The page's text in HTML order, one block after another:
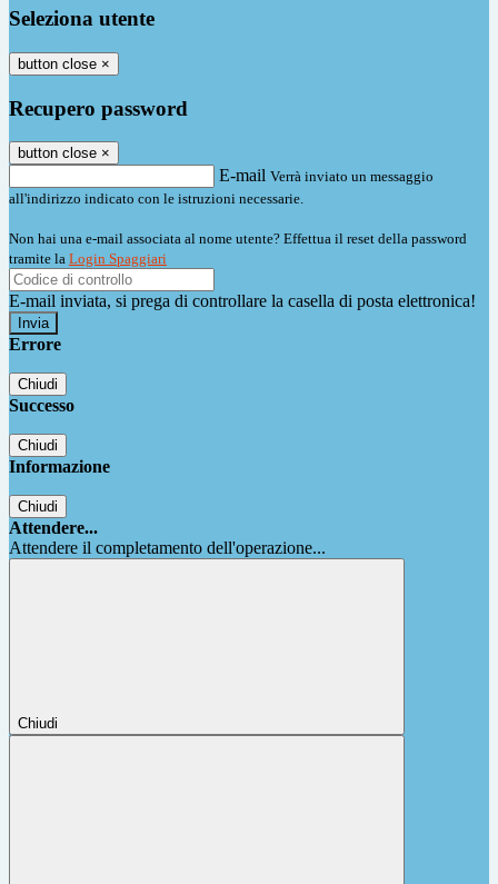
Seleziona utente
button close ×
Recupero password
button close ×
E-mail Verrà inviato un messaggio
all'indirizzo indicato con le istruzioni necessarie.
Non hai una e-mail associata al nome utente? Effettua il reset della password
tramite la Login Spaggiari
E-mail inviata, si prega di controllare la casella di posta elettronica!
Errore
Chiudi
Successo
Chiudi
Informazione
Chiudi
Attendere...
Attendere il completamento dell'operazione...
Chiudi